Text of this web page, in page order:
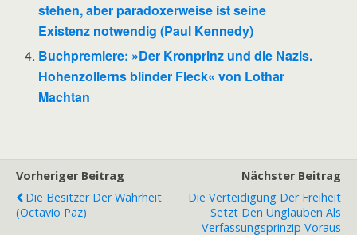
stehen, aber paradoxerweise ist seine
Existenz notwendig (Paul Kennedy)
Buchpremiere: »Der Kronprinz und die Nazis.
Hohenzollerns blinder Fleck« von Lothar
Machtan
Vorheriger Beitrag
Die Besitzer Der Wahrheit
(Octavio Paz)
Nächster Beitrag
Die Verteidigung Der Freiheit
Setzt Den Unglauben Als
Verfassungsprinzip Voraus